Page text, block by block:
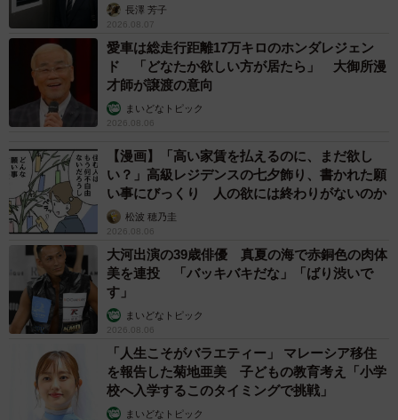
水間寺の三重塔をイメージしたデザインとなっています。
1999年には国の登録有形文化財に指定されました。
関西空港駅から水間観音駅までは南海と水間鉄道で40分ほ
ど。搭乗までの合間に元東急7000系に会いに行きません
長澤 芳子
2026.08.07
愛車は総走行距離17万キロのホンダレジェン
ド 「どなたか欲しい方が居たら」 大御所漫
才師が譲渡の意向
まいどなトピック
2026.08.06
【漫画】「高い家賃を払えるのに、まだ欲し
い？」高級レジデンスの七夕飾り、書かれた願
い事にびっくり 人の欲には終わりがないのか
松波 穂乃圭
2026.08.06
大河出演の39歳俳優 真夏の海で赤銅色の肉体
美を連投 「バッキバキだな」「ばり渋いで
す」
まいどなトピック
2026.08.06
「人生こそがバラエティー」 マレーシア移住
を報告した菊地亜美 子どもの教育考え「小学
校へ入学するこのタイミングで挑戦」
まいどなトピック